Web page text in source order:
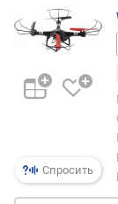
8
0
p
с
к
а
Спросить